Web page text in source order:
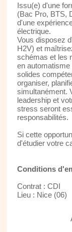
Issu(e) d'une
(Bac Pro, BTS,
d'une
électrique.
Vous disposez
H2V) et
schémas et les
en
solides
organiser,
simultanément.
leadership et
stress seront
responsabilités.
Si cette
d'étudier votre
Conditions
Contrat : CDI
Lieu : Nice (06)